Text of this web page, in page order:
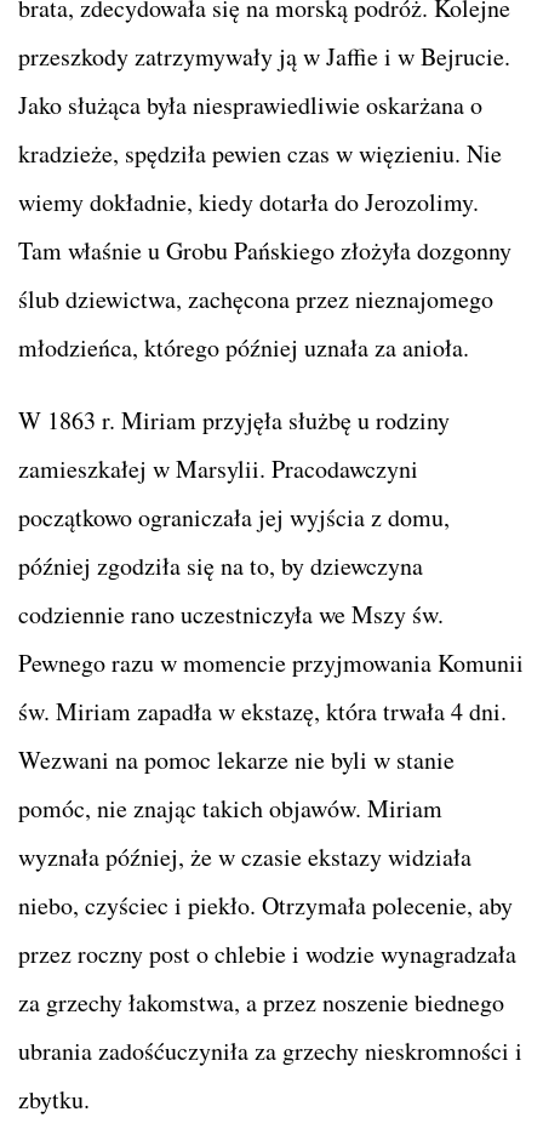
brata, zdecydowała się na morską podróż. Kolejne
przeszkody zatrzymywały ją w Jaffie i w Bejrucie.
Jako służąca była niesprawiedliwie oskarżana o
kradzieże, spędziła pewien czas w więzieniu. Nie
wiemy dokładnie, kiedy dotarła do Jerozolimy.
Tam właśnie u Grobu Pańskiego złożyła dozgonny
ślub dziewictwa, zachęcona przez nieznajomego
młodzieńca, którego później uznała za anioła.
W 1863 r. Miriam przyjęła służbę u rodziny
zamieszkałej w Marsylii. Pracodawczyni
początkowo ograniczała jej wyjścia z domu,
później zgodziła się na to, by dziewczyna
codziennie rano uczestniczyła we Mszy św.
Pewnego razu w momencie przyjmowania Komunii
św. Miriam zapadła w ekstazę, która trwała 4 dni.
Wezwani na pomoc lekarze nie byli w stanie
pomóc, nie znając takich objawów. Miriam
wyznała później, że w czasie ekstazy widziała
niebo, czyściec i piekło. Otrzymała polecenie, aby
przez roczny post o chlebie i wodzie wynagradzała
za grzechy łakomstwa, a przez noszenie biednego
ubrania zadośćuczyniła za grzechy nieskromności i
zbytku.